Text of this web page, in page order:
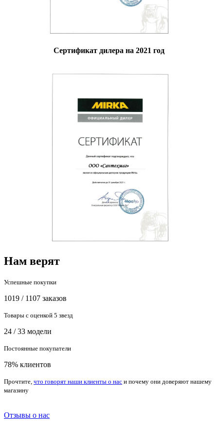
Сертификат дилера на 2021 год
Нам верят
Успешные покупки
1019 / 1107 заказов
Товары с оценкой 5 звезд
24 / 33 модели
Постоянные покупатели
78% клиентов
Прочтите, что говорят наши клиенты о нас и почему они доверяют нашему
магазину
Отзывы о нас